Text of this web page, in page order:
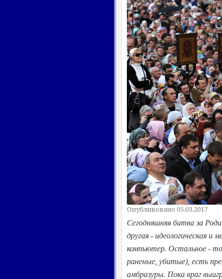
Опубликовано 05.03.2017
Сегодняшняя битва за
другая - идеологическая и
компьютер. Остальное -
раненые, убитые), есть
амбразуры. Пока враг